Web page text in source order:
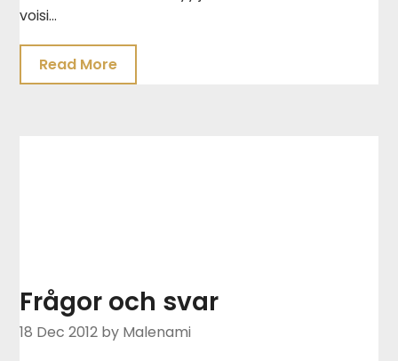
voisi…
Read More
Frågor och svar
18 Dec 2012 by Malenami